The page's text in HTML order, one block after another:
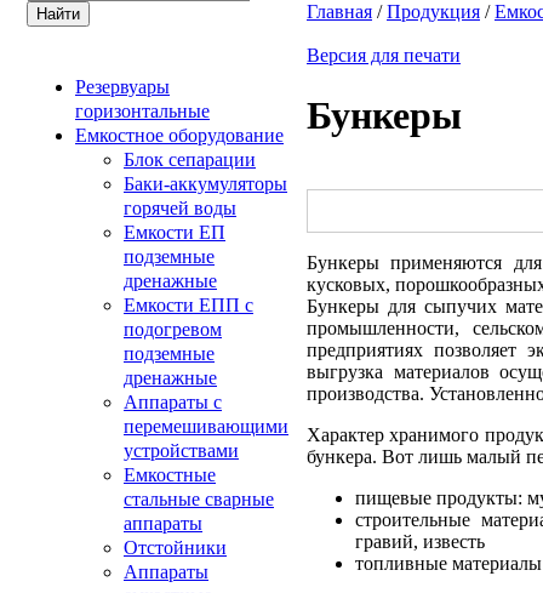
Резервуары
горизонтальные
Емкостное оборудование
Блок сепарации
Баки-аккумуляторы
горячей воды
Емкости ЕП
подземные
дренажные
Емкости ЕПП с
подогревом
подземные
дренажные
Аппараты с
перемешивающими
устройствами
Емкостные
стальные сварные
аппараты
Отстойники
Аппараты
Главная /Продукция /
Версия для печати
Бункеры
Бункеры применяются
кусковых,
Бункеры для сыпучих
промышленности,
предприятиях позволяет
выгрузка материалов
производства.
Характер хранимого
бункера. Вот лишь малый
пищевые продукты:
строительные
гравий, известь
топливные